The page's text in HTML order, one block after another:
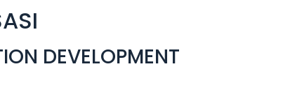
DEVELOPMENT